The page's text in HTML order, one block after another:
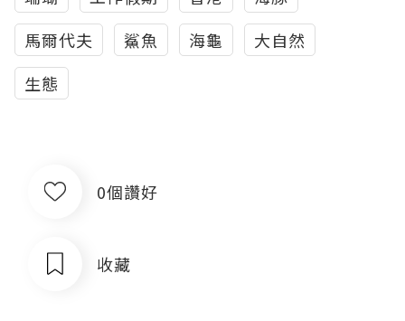
馬爾代夫
鯊魚 海龜
大自然
生態
0個讚好
收藏